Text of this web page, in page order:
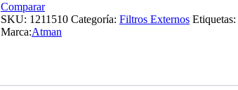
Comparar
SKU: 1211510 Categoría: Filtros Externos Etiquetas:
Marca:Atman